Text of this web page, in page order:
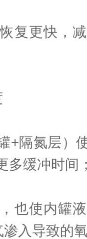
复更快，
+隔氮层）
多缓冲时间
也使内罐
渗入导致的